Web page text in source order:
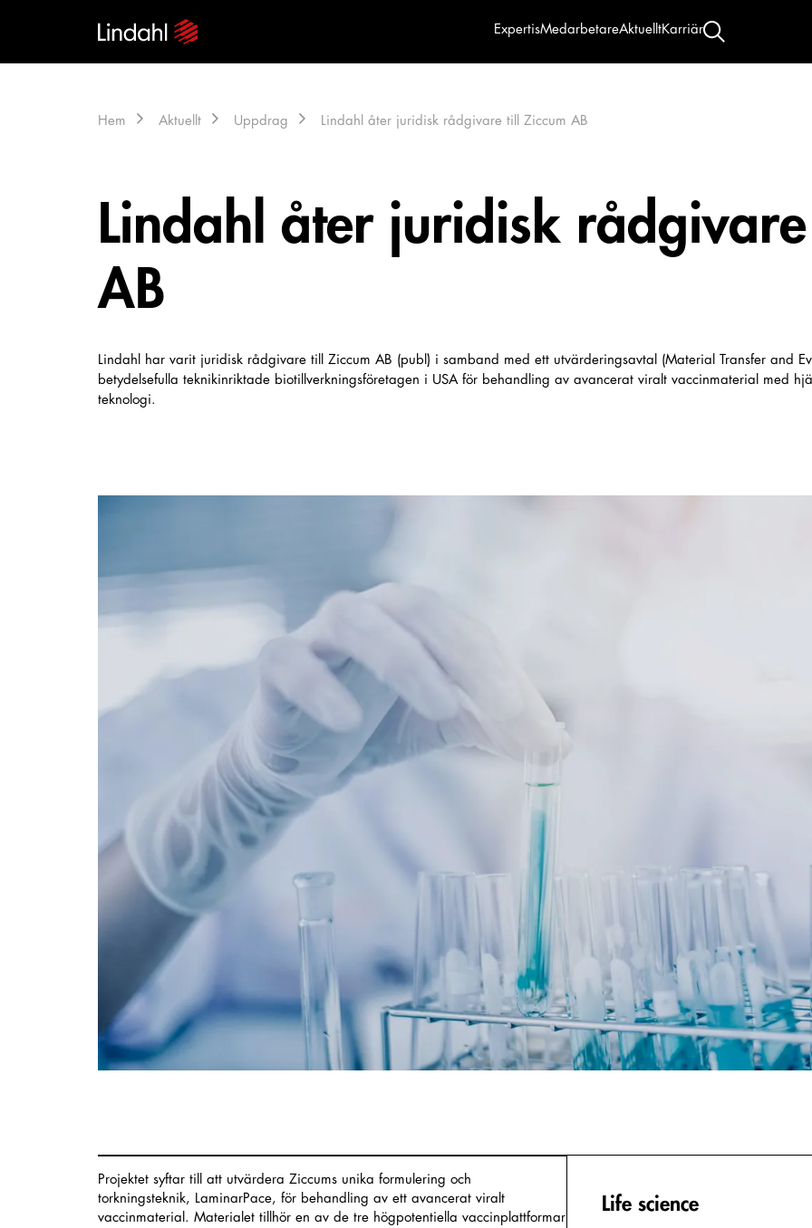
ExpertisMedarbetareAktuelltKarriär
Hem Aktuellt Uppdrag Lindahl åter juridisk rådgivare till Ziccum AB
Lindahl åter juridisk
AB
Lindahl har varit juridisk rådgivare till Ziccum AB (publ) i samband med ett utvärderingsavtal (Material Transfer and
betydelsefulla teknikinriktade biotillverkningsföretagen i USA för behandling av avancerat viralt vaccinmaterial med
teknologi.
Projektet syftar till att utvärdera Ziccums unika formulering och
torkningsteknik, LaminarPace, för behandling av ett avancerat viralt
vaccinmaterial. Materialet tillhör en av de tre högpotentiella vaccinplattformar
Life science